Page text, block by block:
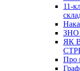
11-
ЗНО
ЯК
Про